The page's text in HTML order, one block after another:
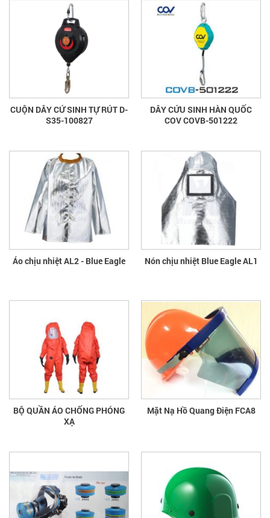
CUỘN DÂY CỨ SINH TỰ RÚT D-
S35-100827
DÂY CỨU SINH HÀN QUỐC
COV COVB-501222
Áo chịu nhiệt AL2 - Blue Eagle Nón chịu nhiệt Blue Eagle AL1
BỘ QUẦN ÁO CHỐNG PHÓNG
XẠ
Mặt Nạ Hồ Quang Điện FCA8